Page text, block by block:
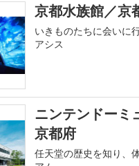
京都水族館／京
いきものたちに会いに
アシス
ニンテンドーミ
京都府
任天堂の歴史を知り、